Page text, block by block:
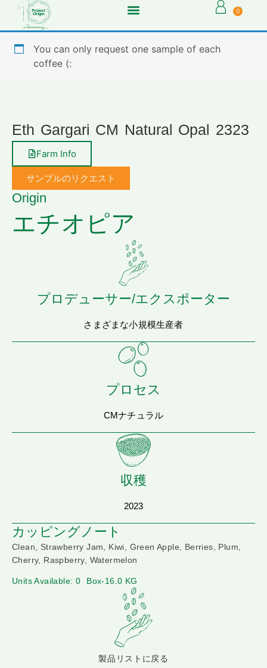
0
You can only request one sample of each
coffee (:
Eth Gargari CM Natural Opal 2323
Farm Info
サンプルのリクエスト
Origin
エチオピア
プロデューサー/エクスポーター
さまざまな小規模生産者
プロセス
CMナチュラル
収穫
2023
カッピングノート
Clean, Strawberry Jam, Kiwi, Green Apple, Berries, Plum,
Cherry, Raspberry, Watermelon
Units Available: 0 Box-16.0 KG
製品リストに戻る